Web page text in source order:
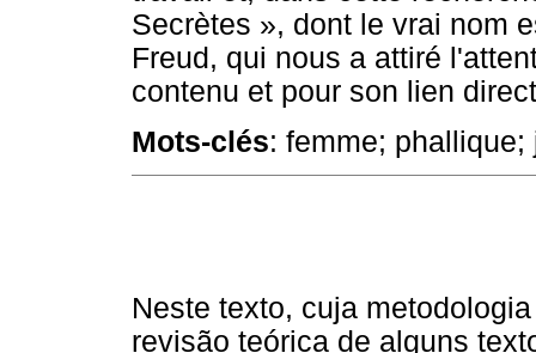
Secrètes », dont le vrai nom
Freud, qui nous a attiré
contenu et pour son lien
Mots-clés: femme;
Neste texto, cuja
revisão teórica de alguns